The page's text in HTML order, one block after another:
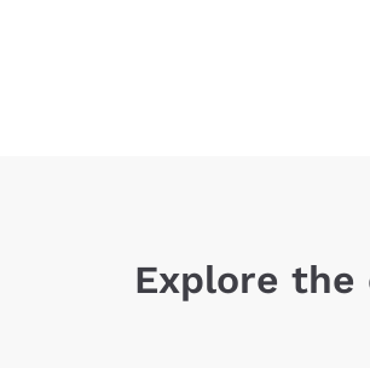
Explore the